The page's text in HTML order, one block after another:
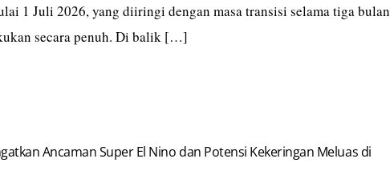
1 Juli 2026, yang diiringi dengan masa transisi selama tiga bulan
secara penuh. Di balik […]
Ancaman Super El Nino dan Potensi Kekeringan Meluas di